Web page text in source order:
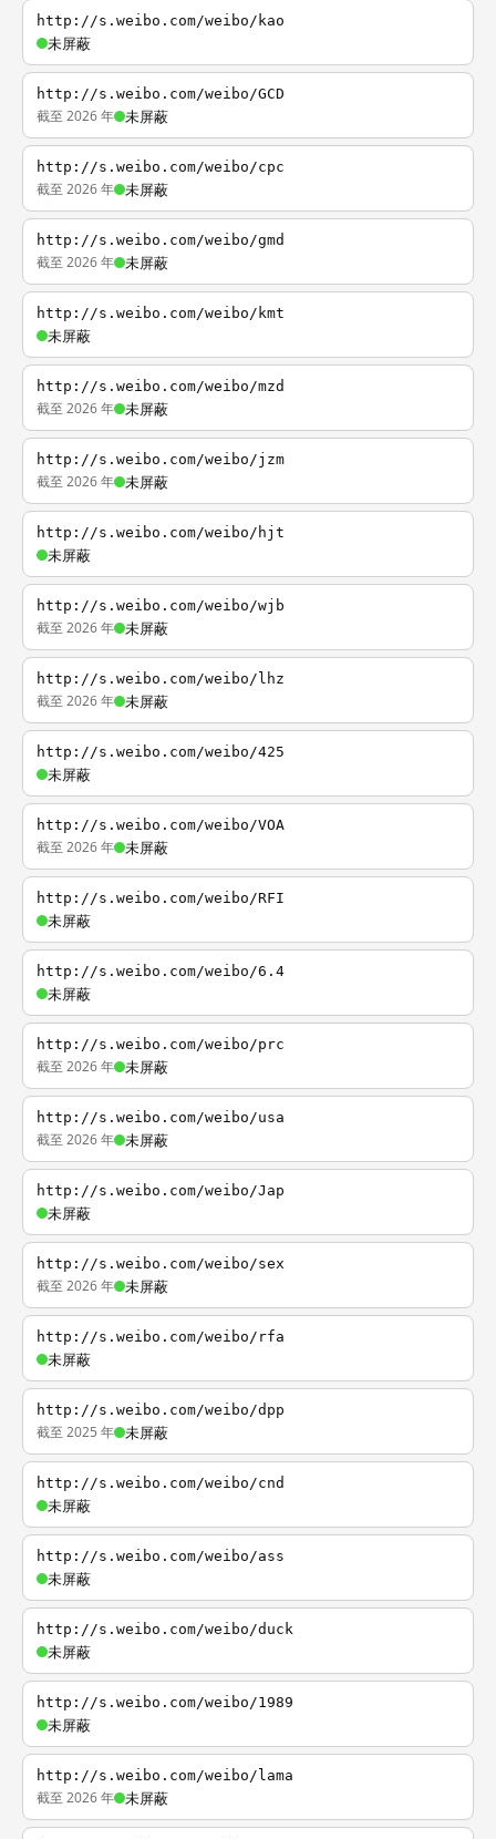
http://s.weibo.com/weibo/kao
未屏蔽
http://s.weibo.com/weibo/GCD
截至 2026 年 未屏蔽
http://s.weibo.com/weibo/cpc
截至 2026 年 未屏蔽
http://s.weibo.com/weibo/gmd
截至 2026 年 未屏蔽
http://s.weibo.com/weibo/kmt
未屏蔽
http://s.weibo.com/weibo/mzd
截至 2026 年 未屏蔽
http://s.weibo.com/weibo/jzm
截至 2026 年 未屏蔽
http://s.weibo.com/weibo/hjt
未屏蔽
http://s.weibo.com/weibo/wjb
截至 2026 年 未屏蔽
http://s.weibo.com/weibo/lhz
截至 2026 年 未屏蔽
http://s.weibo.com/weibo/425
未屏蔽
http://s.weibo.com/weibo/VOA
截至 2026 年 未屏蔽
http://s.weibo.com/weibo/RFI
未屏蔽
http://s.weibo.com/weibo/6.4
未屏蔽
http://s.weibo.com/weibo/prc
截至 2026 年 未屏蔽
http://s.weibo.com/weibo/usa
截至 2026 年 未屏蔽
http://s.weibo.com/weibo/Jap
未屏蔽
http://s.weibo.com/weibo/sex
截至 2026 年 未屏蔽
http://s.weibo.com/weibo/rfa
未屏蔽
http://s.weibo.com/weibo/dpp
截至 2025 年 未屏蔽
http://s.weibo.com/weibo/cnd
未屏蔽
http://s.weibo.com/weibo/ass
未屏蔽
http://s.weibo.com/weibo/duck
未屏蔽
http://s.weibo.com/weibo/1989
未屏蔽
http://s.weibo.com/weibo/lama
截至 2026 年 未屏蔽